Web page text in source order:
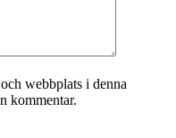
webbplats i denna
kommentar.